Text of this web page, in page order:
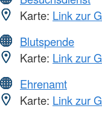
Karte: Link zur
Blutspende
Karte: Link zur
Ehrenamt
Karte: Link zur